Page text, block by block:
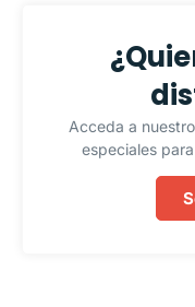
Acceda a
especiales